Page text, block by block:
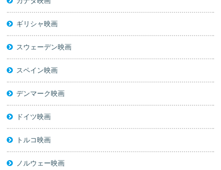
ギリシャ映画
スウェーデン映画
スペイン映画
デンマーク映画
ドイツ映画
トルコ映画
ノルウェー映画